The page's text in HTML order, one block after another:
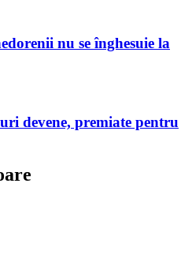
nu se înghesuie la
devene, premiate pentru